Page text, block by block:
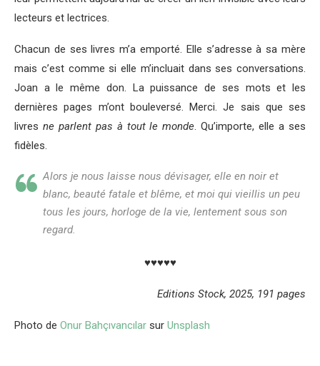
lecteurs et lectrices.
Chacun de ses livres m’a emporté. Elle s’adresse à sa mère
mais c’est comme si elle m’incluait dans ses conversations.
Joan a le même don. La puissance de ses mots et les
dernières pages m’ont bouleversé. Merci. Je sais que ses
livres ne parlent pas à tout le monde . Qu’importe, elle a ses
fidèles.
Alors je nous laisse nous dévisager, elle en noir et
blanc, beauté fatale et blême, et moi qui vieillis un peu
tous les jours, horloge de la vie, lentement sous son
regard.
♥♥♥♥♥
Editions Stock, 2025, 191 pages
Photo de Onur Bahçıvancılar sur Unsplash